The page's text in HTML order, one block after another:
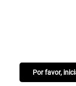
Por favor,